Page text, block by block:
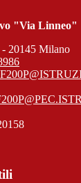
"Via Linneo"
20145 Milano